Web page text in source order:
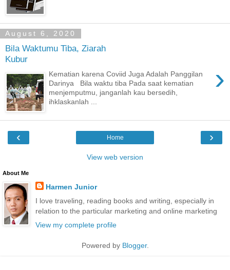
August 6, 2020
Bila Waktumu Tiba, Ziarah
Kubur
›
Kematian karena Coviid Juga Adalah Panggilan
Darinya Bila waktu tiba Pada saat kematian
menjemputmu, janganlah kau bersedih,
ihklaskanlah ...
‹ ›
Home
View web version
About Me
Harmen Junior
I love traveling, reading books and writing, especially in
relation to the particular marketing and online marketing
View my complete profile
Powered by Blogger.